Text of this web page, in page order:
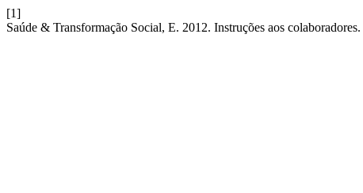
[1]
Saúde & Transformação Social, E. 2012. Instruções aos colaboradores.